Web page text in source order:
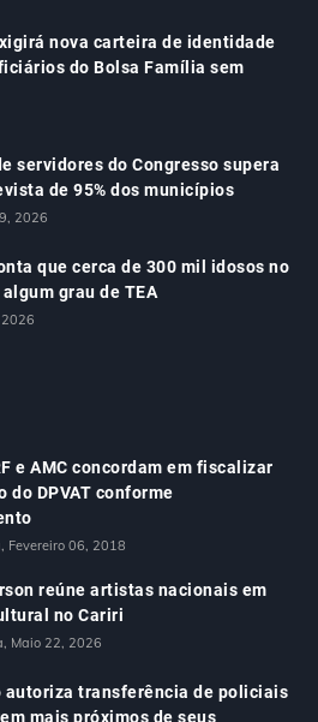
nova carteira de identidade
do Bolsa Família sem
servidores do Congresso supera
de 95% dos municípios
2026
que cerca de 300 mil idosos no
grau de TEA
2026
e AMC concordam em fiscalizar
do DPVAT conforme
Fevereiro 06, 2018
reúne artistas nacionais em
no Cariri
Maio 22, 2026
autoriza transferência de policiais
mais próximos de seus